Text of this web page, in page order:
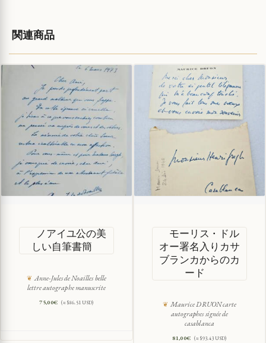
関連商品
ノアイユ公の美
しい自筆書簡
Anne-Jules de Noailles belle
lettre autographe manuscrite
75,00€ (≈ $86.51 USD)
モーリス・ドル
オー署名入りカサ
ブランカからのカ
ード
Maurice DRUON carte
autographes signée de
casablanca
81,00€ (≈ $93.43 USD)